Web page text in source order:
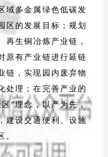
域多金属绿色低碳发
区的发展目标；规划
再生铜冶炼产业链，
原有产业链进行延链
链，实现园内废弃物
处理；在完善产业的
”理念，以产为先，
建设交通便利、设施
。